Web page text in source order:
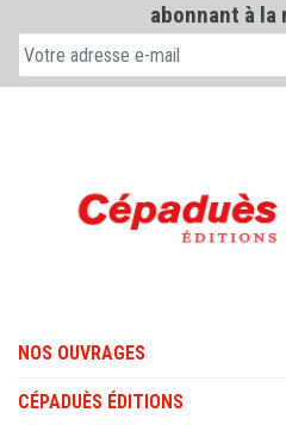
abonnant à
NOS OUVRAGES
CÉPADUÈS ÉDITIONS